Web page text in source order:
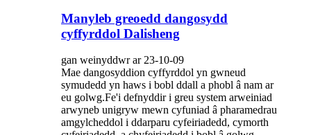
Manyleb greoedd dangosydd
cyffyrddol Dalisheng
gan weinyddwr ar 23-10-09
Mae dangosyddion cyffyrddol yn gwneud
symudedd yn haws i bobl ddall a phobl â nam ar
eu golwg.Fe'i defnyddir i greu system arweiniad
arwyneb unigryw mewn cyfuniad â pharamedrau
amgylcheddol i ddarparu cyfeiriadedd, cymorth